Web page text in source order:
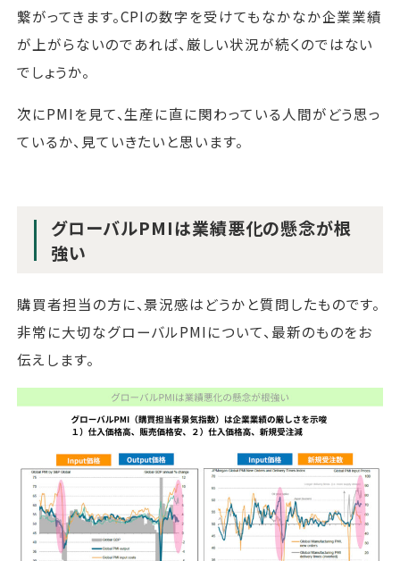
繋がってきます。CPIの数字を受けてもなかなか企業業績
が上がらないのであれば、厳しい状況が続くのではない
でしょうか。
次にPMIを見て、生産に直に関わっている人間がどう思っ
ているか、見ていきたいと思います。
グローバルPMIは業績悪化の懸念が根
強い
購買者担当の方に、景況感はどうかと質問したものです。
非常に大切なグローバルPMIについて、最新のものをお
伝えします。